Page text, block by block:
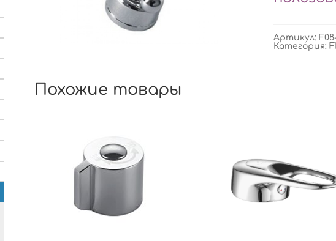
Артикул:
Категория:
Похожие товары